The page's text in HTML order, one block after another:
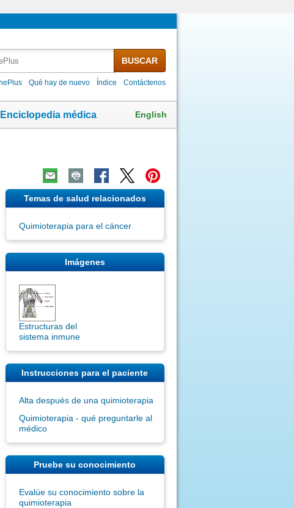
BUSCAR
Qué hay de nuevo Índice Contáctenos
Enciclopedia médica English
Temas de salud relacionados
Quimioterapia para el cáncer
Imágenes
Estructuras del
sistema inmune
Instrucciones para el paciente
Alta después de una quimioterapia
Quimioterapia - qué preguntarle al
médico
Pruebe su conocimiento
Evalúe su conocimiento sobre la
quimioterapia